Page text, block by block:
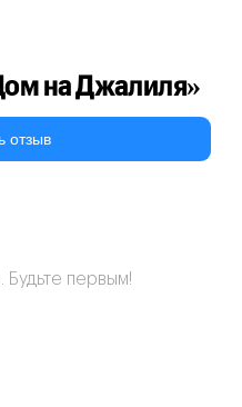
на Джалиля»
отзыв
Будьте первым!